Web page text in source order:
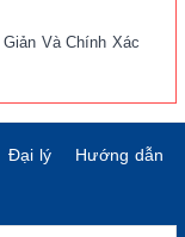
Và Chính Xác
Đại lý
Hướng dẫn